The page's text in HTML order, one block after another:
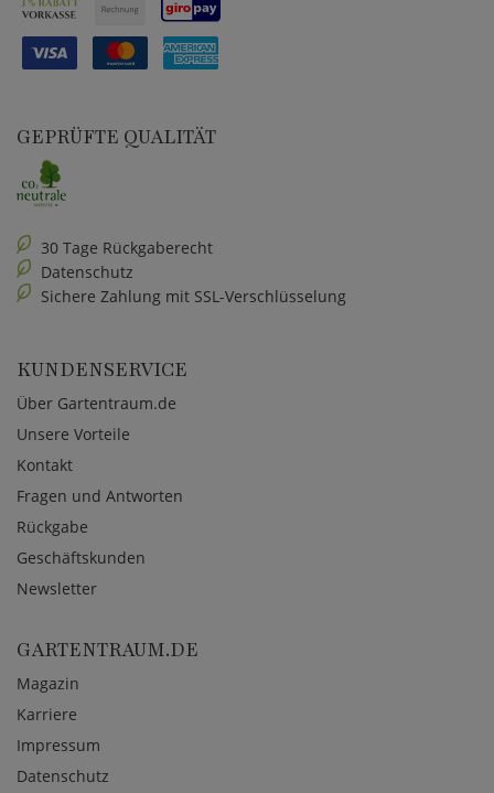
GEPRÜFTE QUALITÄT
30 Tage Rückgaberecht
Datenschutz
Sichere Zahlung mit SSL-Verschlüsselung
KUNDENSERVICE
Über Gartentraum.de
Unsere Vorteile
Kontakt
Fragen und Antworten
Rückgabe
Geschäftskunden
Newsletter
GARTENTRAUM.DE
Magazin
Karriere
Impressum
Datenschutz